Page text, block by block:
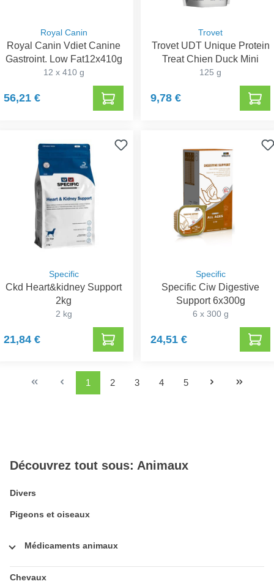
Royal Canin
Royal Canin Vdiet Canine
Gastroint. Low Fat12x410g
12 x 410 g
56,21 €
Trovet
Trovet UDT Unique Protein
Treat Chien Duck Mini
125 g
9,78 €
Specific
Ckd Heart&kidney Support
2kg
2 kg
21,84 €
Specific
Specific Ciw Digestive
Support 6x300g
6 x 300 g
24,51 €
1 2 3 4 5
Découvrez tout sous: Animaux
Divers
Pigeons et oiseaux
Médicaments animaux
Chevaux